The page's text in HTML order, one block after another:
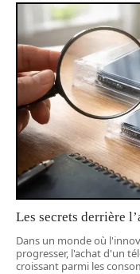
Les secrets derrière
Dans un monde où
progresser, l'achat d'un
croissant parmi les